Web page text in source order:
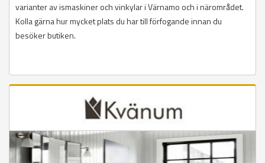
varianter av ismaskiner och vinkylar i Värnamo och i närområdet.
Kolla gärna hur mycket plats du har till förfogande innan du
besöker butiken.